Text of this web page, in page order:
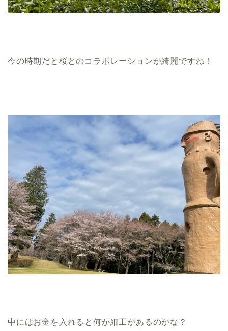
今の時期だと桜とのコラボレーションが綺麗ですね！
中にはお金を入れると何か細工があるのかな？